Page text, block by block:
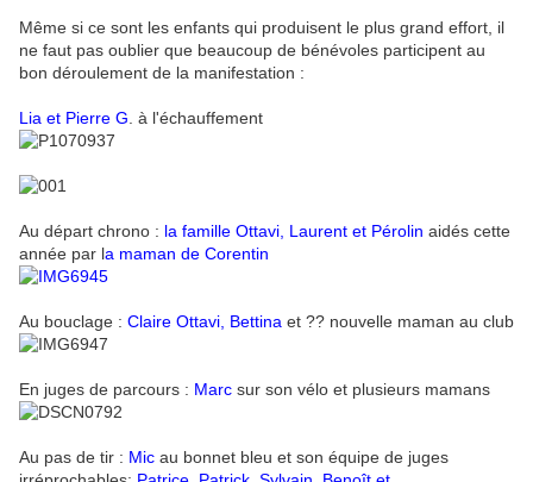
Même si ce sont les enfants qui produisent le plus grand effort, il
ne faut pas oublier que beaucoup de bénévoles participent au
bon déroulement de la manifestation :
Lia et Pierre G . à l'échauffement
Au départ chrono : la famille Ottavi, Laurent et Pérolin aidés cette
année par la maman de Corentin
Au bouclage : Claire Ottavi, Bettina et ?? nouvelle maman au club
En juges de parcours : Marc sur son vélo et plusieurs mamans
Au pas de tir : Mic au bonnet bleu et son équipe de juges